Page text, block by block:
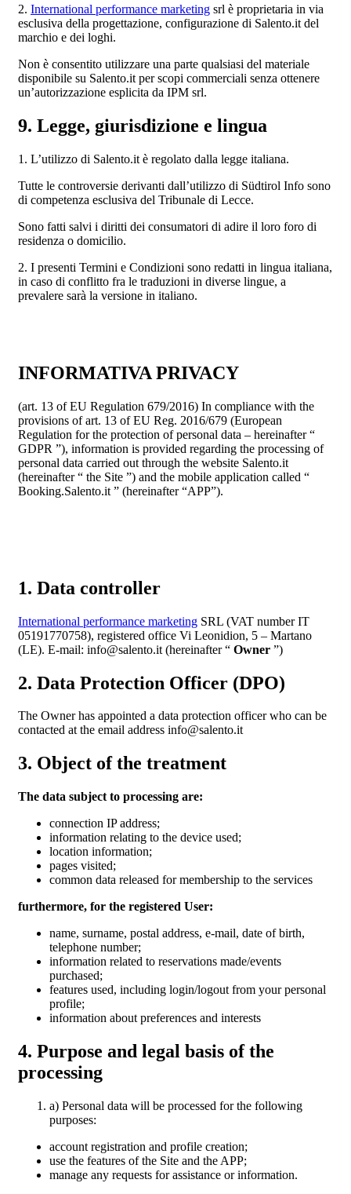
2. International performance marketing srl è proprietaria in via
esclusiva della progettazione, configurazione di Salento.it del
marchio e dei loghi.
Non è consentito utilizzare una parte qualsiasi del materiale
disponibile su Salento.it per scopi commerciali senza ottenere
un’autorizzazione esplicita da IPM srl.
9. Legge, giurisdizione e lingua
1. L’utilizzo di Salento.it è regolato dalla legge italiana.
Tutte le controversie derivanti dall’utilizzo di Südtirol Info sono
di competenza esclusiva del Tribunale di Lecce.
Sono fatti salvi i diritti dei consumatori di adire il loro foro di
residenza o domicilio.
2. I presenti Termini e Condizioni sono redatti in lingua italiana,
in caso di conflitto fra le traduzioni in diverse lingue, a
prevalere sarà la versione in italiano.
INFORMATIVA PRIVACY
(art. 13 of EU Regulation 679/2016) In compliance with the
provisions of art. 13 of EU Reg. 2016/679 (European
Regulation for the protection of personal data – hereinafter “
GDPR ”), information is provided regarding the processing of
personal data carried out through the website Salento.it
(hereinafter “ the Site ”) and the mobile application called “
Booking.Salento.it ” (hereinafter “APP”).
1. Data controller
International performance marketing SRL (VAT number IT
05191770758), registered office Vi Leonidion, 5 – Martano
(LE). E-mail: info@salento.it (hereinafter “ Owner ”)
2. Data Protection Officer (DPO)
The Owner has appointed a data protection officer who can be
contacted at the email address info@salento.it
3. Object of the treatment
The data subject to processing are:
connection IP address;
information relating to the device used;
location information;
pages visited;
common data released for membership to the services
furthermore, for the registered User:
name, surname, postal address, e-mail, date of birth,
telephone number;
information related to reservations made/events
purchased;
features used, including login/logout from your personal
profile;
information about preferences and interests
4. Purpose and legal basis of the
processing
a) Personal data will be processed for the following
purposes:
account registration and profile creation;
use the features of the Site and the APP;
manage any requests for assistance or information.